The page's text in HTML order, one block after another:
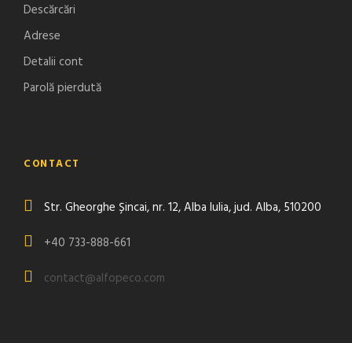
Descărcări
Adrese
Detalii cont
Parolă pierdută
CONTACT
Str. Gheorghe Șincai, nr. 12, Alba Iulia, jud. Alba, 510200
+40 733-888-661
contact@alfopeco.com